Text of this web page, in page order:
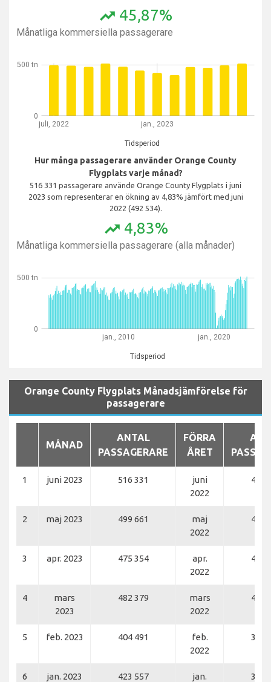
trending_up 45,87%
Månatliga kommersiella passagerare
juli, 2022 jan., 2023
Tidsperiod
0
500 tn
Hur många passagerare använder Orange County
Flygplats varje månad?
516 331 passagerare använde Orange County Flygplats i juni
2023 som representerar en ökning av 4,83% jämfört med juni
2022 (492 534).
trending_up 4,83%
Månatliga kommersiella passagerare (alla månader)
jan., 2010 jan., 2020
Tidsperiod
0
500 tn
Orange County Flygplats Månadsjämförelse för
passagerare
MÅNAD
ANTAL
PASSAGERARE
FÖRRA
ÅRET
1 juni 2023 516 331
juni
2022
492
2 maj 2023 499 661
maj
2022
488
3 apr. 2023 475 354
apr.
2022
470
4
mars
2023
482 379
mars
2022
451
5 feb. 2023 404 491
feb.
2022
349
6 jan. 2023 423 557
jan.
309